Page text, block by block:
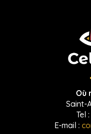
Où
Saint-
Tel :
E-mail :